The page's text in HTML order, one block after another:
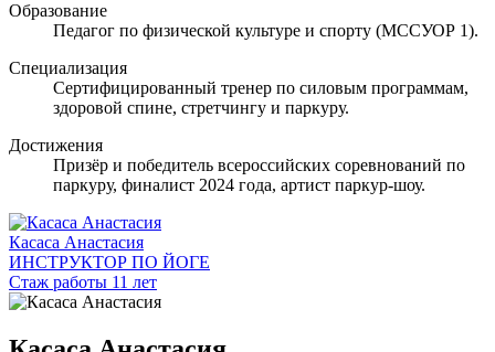
Образование
Педагог по физической культуре и спорту (МССУОР 1).
Специализация
Сертифицированный тренер по силовым программам,
здоровой спине, стретчингу и паркуру.
Достижения
Призёр и победитель всероссийских соревнований по
паркуру, финалист 2024 года, артист паркур-шоу.
Касаса Анастасия
ИНСТРУКТОР ПО ЙОГЕ
Стаж работы 11 лет